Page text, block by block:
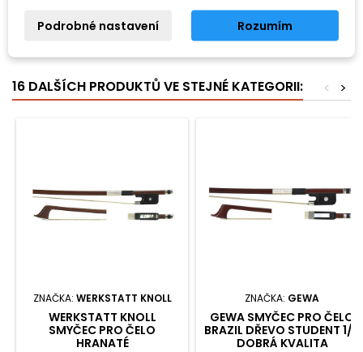
16 DALŠÍCH PRODUKTŮ VE STEJNÉ KATEGORII: >
<
ZNAČKA: WERKSTATT KNOLL
WERKSTATT KNOLL
SMYČEC PRO ČELO
HRANATÉ
ZNAČKA: GEWA
GEWA SMYČEC PRO ČELO
BRAZIL DŘEVO STUDENT 1/2
DOBRÁ KVALITA
Podrobné nastavení Rozumím